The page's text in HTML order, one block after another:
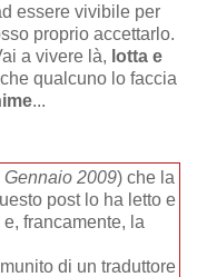
essere vivibile per
proprio accettarlo.
a vivere là, lotta e
che qualcuno lo faccia
...
Gennaio 2009) che la
post lo ha letto e
e, francamente, la
di un traduttore